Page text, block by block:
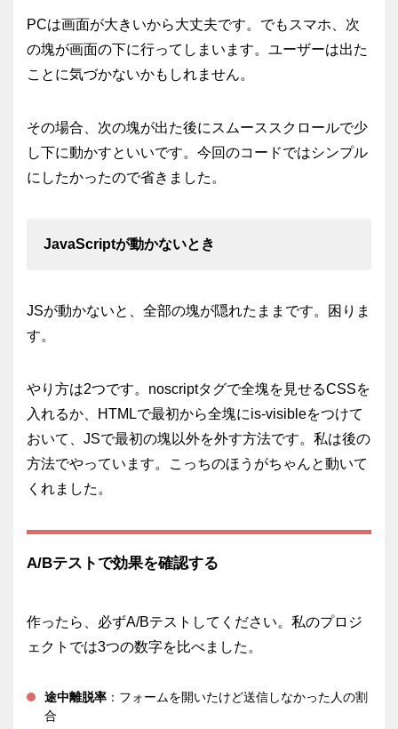
PCは画面が大きいから大丈夫です。でもスマホ、次
の塊が画面の下に行ってしまいます。ユーザーは出た
ことに気づかないかもしれません。
その場合、次の塊が出た後にスムーススクロールで少
し下に動かすといいです。今回のコードではシンプル
にしたかったので省きました。
JavaScriptが動かないとき
JSが動かないと、全部の塊が隠れたままです。困りま
す。
やり方は2つです。 noscriptタグで全塊を見せるCSSを
入れるか、HTMLで最初から全塊にis-visibleをつけて
おいて、JSで最初の塊以外を外す方法です。私は後の
方法でやっています。こっちのほうがちゃんと動いて
くれました。
A/Bテストで効果を確認する
作ったら、必ずA/Bテストしてください。私のプロジ
ェクトでは3つの数字を比べました。
途中離脱率 ：フォームを開いたけど送信しなかった人の割
合